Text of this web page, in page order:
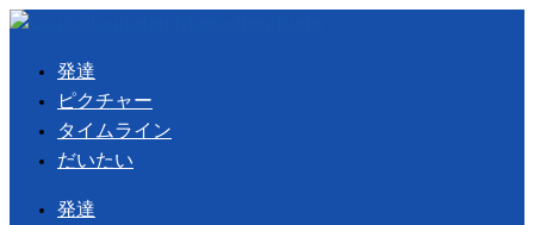
発達
ピクチャー
タイムライン
だいたい
発達